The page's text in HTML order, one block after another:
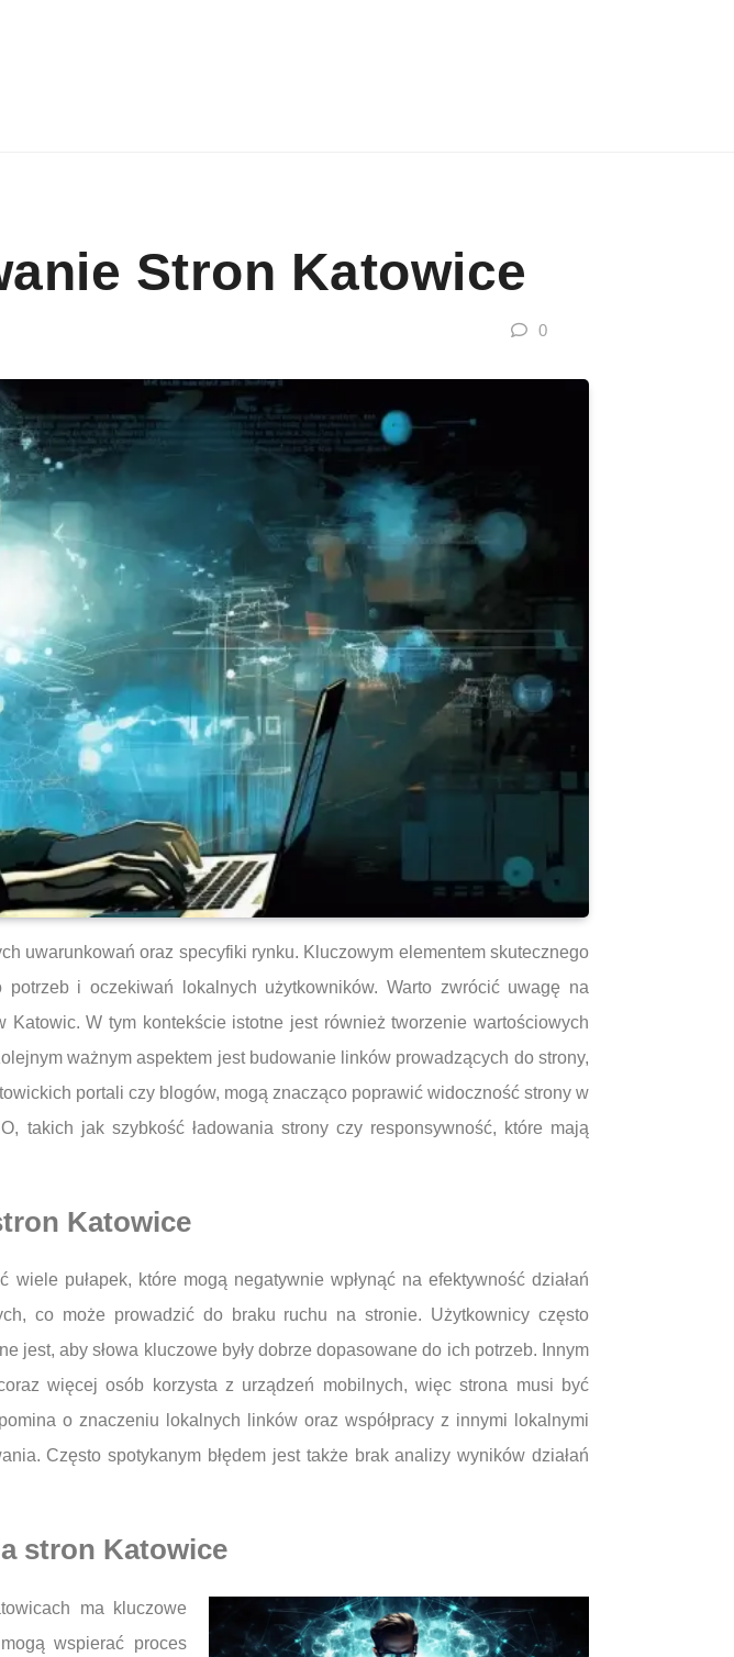
Stron Katowice
0
uwarunkowań oraz specyfiki rynku. Kluczowym elementem skutecznego
i oczekiwań lokalnych użytkowników. Warto zwrócić uwagę na
W tym kontekście istotne jest również tworzenie wartościowych
ważnym aspektem jest budowanie linków prowadzących do strony,
portali czy blogów, mogą znacząco poprawić widoczność strony w
takich jak szybkość ładowania strony czy responsywność, które mają
Katowice
pułapek, które mogą negatywnie wpłynąć na efektywność działań
co może prowadzić do braku ruchu na stronie. Użytkownicy często
jest, aby słowa kluczowe były dobrze dopasowane do ich potrzeb. Innym
więcej osób korzysta z urządzeń mobilnych, więc strona musi być
o znaczeniu lokalnych linków oraz współpracy z innymi lokalnymi
Często spotykanym błędem jest także brak analizy wyników działań
stron Katowice
ma kluczowe
wspierać proces